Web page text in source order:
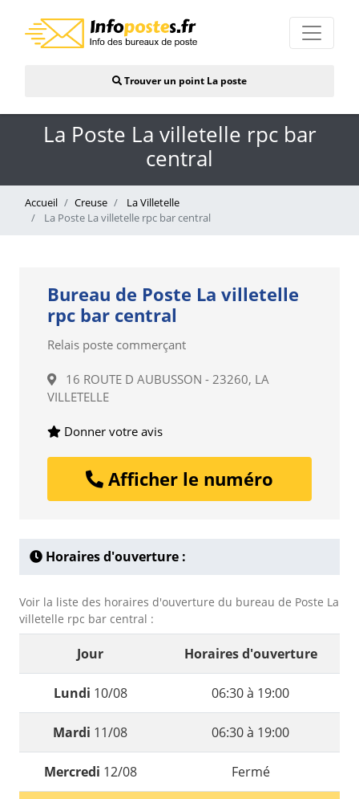
Trouver un point La poste
La Poste La villetelle rpc bar
central
Accueil Creuse
La Villetelle
La Poste La villetelle rpc bar central
Bureau de Poste La villetelle
rpc bar central
Relais poste commerçant
16 ROUTE D AUBUSSON - 23260, LA
VILLETELLE
Donner votre avis
Afficher le numéro
Horaires d'ouverture :
Voir la liste des horaires d'ouverture du bureau de Poste La
villetelle rpc bar central :
Jour Horaires d'ouverture
Lundi 10/08 06:30 à 19:00
Mardi 11/08 06:30 à 19:00
Mercredi 12/08 Fermé